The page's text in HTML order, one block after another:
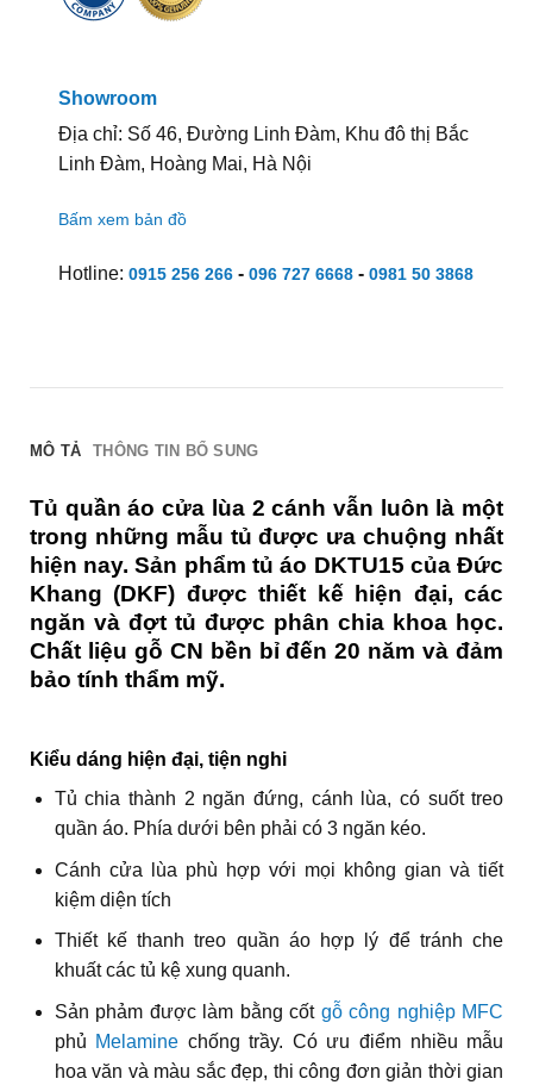
Showroom
Địa chỉ: Số 46, Đường Linh Đàm, Khu đô thị Bắc
Linh Đàm, Hoàng Mai, Hà Nội
Bấm xem bản đồ
Hotline: 0915 256 266- 096 727 6668- 0981 50 3868
MÔ TẢ THÔNG TIN BỔ SUNG
Tủ quần áo cửa lùa 2 cánh vẫn luôn là một
trong những mẫu tủ được ưa chuộng nhất
hiện nay. Sản phẩm tủ áo DKTU15 của Đức
Khang (DKF) được thiết kế hiện đại, các
ngăn và đợt tủ được phân chia khoa học.
Chất liệu gỗ CN bền bỉ đến 20 năm và đảm
bảo tính thẩm mỹ.
Kiểu dáng hiện đại, tiện nghi
Tủ chia thành 2 ngăn đứng, cánh lùa, có suốt treo
quần áo. Phía dưới bên phải có 3 ngăn kéo.
Cánh cửa lùa phù hợp với mọi không gian và tiết
kiệm diện tích
Thiết kế thanh treo quần áo hợp lý để tránh che
khuất các tủ kệ xung quanh.
Sản phảm được làm bằng cốt gỗ công nghiệp MFC
phủ Melamine chống trầy. Có ưu điểm nhiều mẫu
hoa văn và màu sắc đẹp, thi công đơn giản thời gian